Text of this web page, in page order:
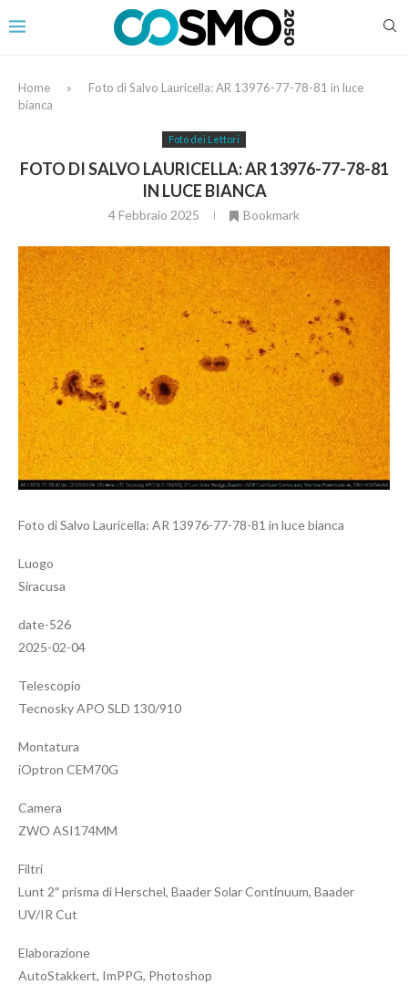
Home »
Foto di Salvo Lauricella: AR 13976-77-78-81 in luce
bianca
Foto dei Lettori
FOTO DI SALVO LAURICELLA: AR 13976-77-78-81
IN LUCE BIANCA
4 Febbraio 2025 Bookmark
Foto di Salvo Lauricella: AR 13976-77-78-81 in luce bianca
Luogo
Siracusa
date-526
2025-02-04
Telescopio
Tecnosky APO SLD 130/910
Montatura
iOptron CEM70G
Camera
ZWO ASI174MM
Filtri
Lunt 2″ prisma di Herschel, Baader Solar Continuum, Baader
UV/IR Cut
Elaborazione
AutoStakkert, ImPPG, Photoshop